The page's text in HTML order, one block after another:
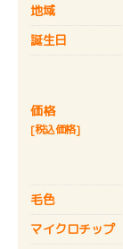
地域
誕生日
価格
[税込価格]
毛色
マイクロチップ